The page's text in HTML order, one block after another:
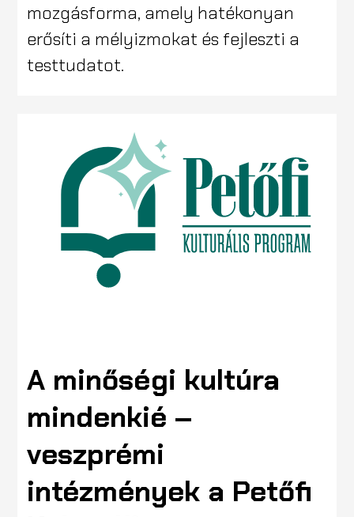
mozgásforma, amely hatékonyan
erősíti a mélyizmokat és fejleszti a
testtudatot.
A minőségi kultúra
mindenkié –
veszprémi
intézmények a Petőfi